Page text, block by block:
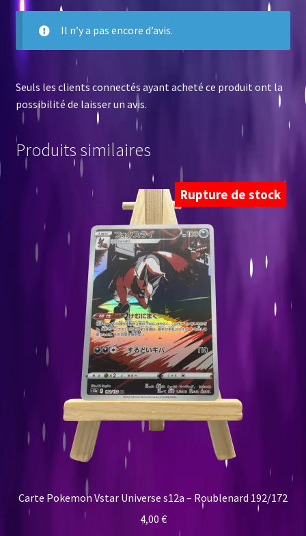
Il n’y a pas encore d’avis.
Seuls les clients connectés ayant acheté ce produit ont la
possibilité de laisser un avis.
Produits similaires
Rupture de stock
Carte Pokemon Vstar Universe s12a – Roublenard 192/172
4,00 €